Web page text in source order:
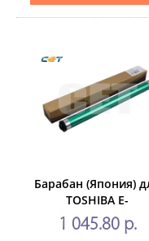
Барабан (Япония)
TOSHIBA E-
Studio168/208/230/
(CET), 50000 стр.,
1 045.80 р.